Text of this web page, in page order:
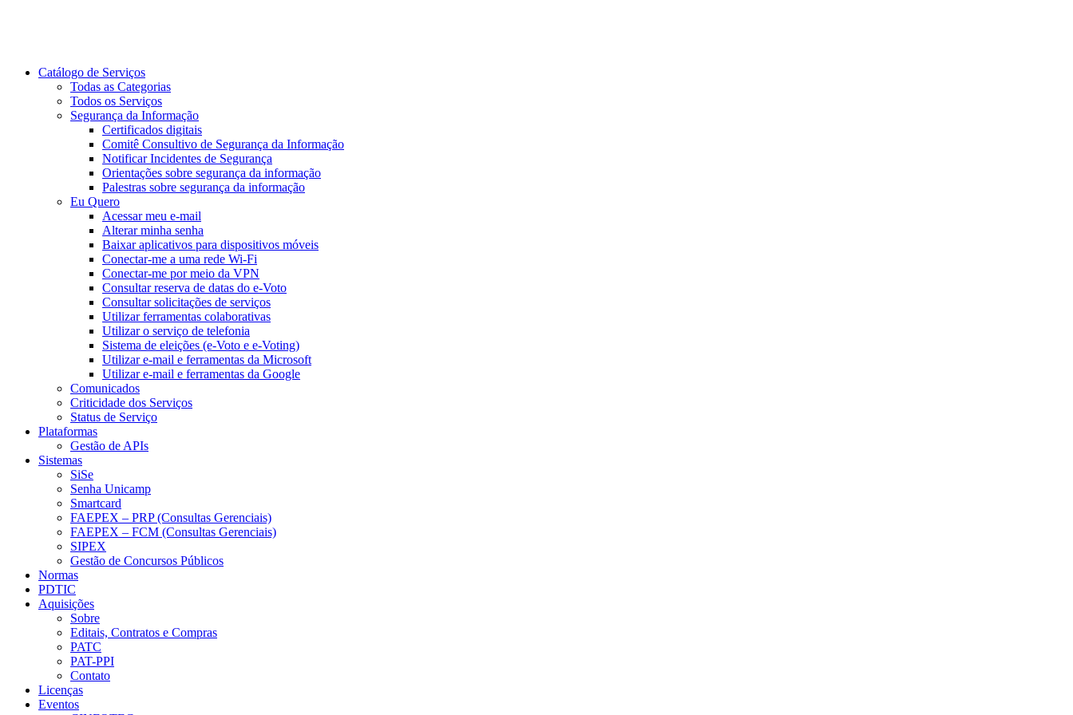
Catálogo de Serviços
Todas as Categorias
Todos os Serviços
Segurança da Informação
Certificados digitais
Comitê Consultivo de Segurança da Informação
Notificar Incidentes de Segurança
Orientações sobre segurança da informação
Palestras sobre segurança da informação
Eu Quero
Acessar meu e-mail
Alterar minha senha
Baixar aplicativos para dispositivos móveis
Conectar-me a uma rede Wi-Fi
Conectar-me por meio da VPN
Consultar reserva de datas do e-Voto
Consultar solicitações de serviços
Utilizar ferramentas colaborativas
Utilizar o serviço de telefonia
Sistema de eleições (e-Voto e e-Voting)
Utilizar e-mail e ferramentas da Microsoft
Utilizar e-mail e ferramentas da Google
Comunicados
Criticidade dos Serviços
Status de Serviço
Plataformas
Gestão de APIs
Sistemas
SiSe
Senha Unicamp
Smartcard
FAEPEX – PRP (Consultas Gerenciais)
FAEPEX – FCM (Consultas Gerenciais)
SIPEX
Gestão de Concursos Públicos
Normas
PDTIC
Aquisições
Sobre
Editais, Contratos e Compras
PATC
PAT-PPI
Contato
Licenças
Eventos